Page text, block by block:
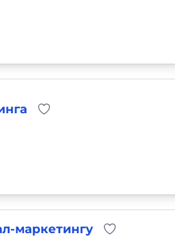
маркетингу